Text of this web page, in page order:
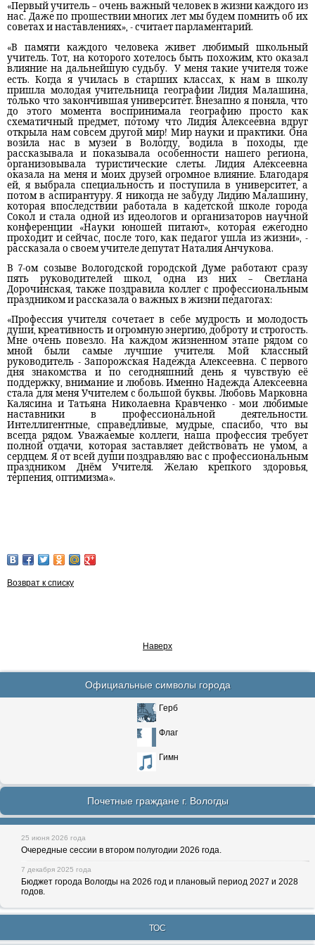
«Первый учитель – очень важный человек в жизни каждого из
нас. Даже по прошествии многих лет мы будем помнить об их
советах и наставлениях», - считает парламентарий.
«В памяти каждого человека живет любимый школьный
учитель. Тот, на которого хотелось быть похожим, кто оказал
влияние на дальнейшую судьбу.
У меня такие учителя тоже
есть. Когда я училась в старших классах, к нам в школу
пришла молодая учительница географии Лидия Малашина,
только что закончившая университет. Внезапно я поняла, что
до этого момента воспринимала географию просто как
схематичный предмет, потому что Лидия Алексеевна вдруг
открыла нам совсем другой мир! Мир науки и практики. Она
возила нас в музеи в Вологду, водила в походы, где
рассказывала и показывала особенности нашего региона,
организовывала туристические слеты. Лидия Алексеевна
оказала на меня и моих друзей огромное влияние. Благодаря
ей, я выбрала специальность и поступила в университет, а
потом в аспирантуру. Я никогда не забуду Лидию Малашину,
которая впоследствии работала в кадетской школе города
Сокол и стала одной из идеологов и организаторов научной
конференции «Науки юношей питают», которая ежегодно
проходит и сейчас, после того, как педагог ушла из жизни», -
рассказала о своем учителе депутат Наталия Анчукова.
В 7-ом созыве Вологодской городской Думе работают сразу
пять руководителей школ, одна из них – Светлана
Дорочинская, также поздравила коллег с профессиональным
праздником и рассказала о важных в жизни педагогах:
«Профессия учителя сочетает в себе мудрость и молодость
души, креативность и огромную энергию, доброту и строгость.
Мне очень повезло. На каждом жизненном этапе рядом со
мной были самые лучшие учителя. Мой классный
руководитель - Запорожская Надежда Алексеевна. С первого
дня знакомства и по сегодняшний день я чувствую её
поддержку, внимание и любовь. Именно Надежда Алексеевна
стала для меня Учителем с большой буквы. Любовь Марковна
Калясина и Татьяна Николаевна Кравченко - мои любимые
наставники в профессиональной деятельности.
Интеллигентные, справедливые, мудрые, спасибо, что вы
всегда рядом. Уважаемые коллеги, наша профессия требует
полной отдачи, которая заставляет действовать не умом, а
сердцем. Я от всей души поздравляю вас с профессиональным
праздником Днём Учителя. Желаю крепкого здоровья,
терпения, оптимизма».
Возврат к списку
Наверх
Официальные символы города
Герб
Флаг
Гимн
Почетные граждане г. Вологды
25 июня 2026 года
Очередные сессии в втором полугодии 2026 года.
7 декабря 2025 года
Бюджет города Вологды на 2026 год и плановый период 2027 и 2028
годов.
ТОС